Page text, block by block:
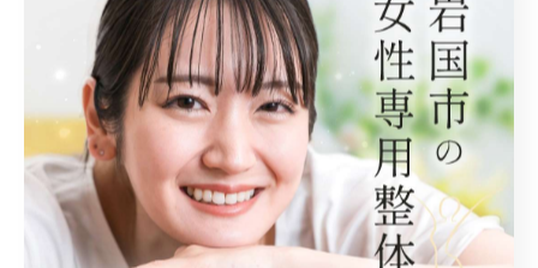
の質向上につながるためです。
一方で、施術後に一時的なだるさや倦怠感を感じる方
もいますが、これは身体が回復へ向かう過程で起こる
生理的な反応とされています。気になる場合は担当者
に相談し、無理のないペースで継続することが大切で
す。成功例として、定期的な整体とセルフケアを組み
合わせることで、長期的な健康維持やストレス耐性向